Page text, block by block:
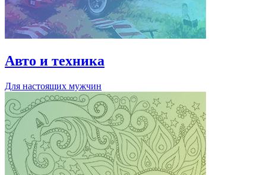
Авто и техника
Для настоящих мужчин